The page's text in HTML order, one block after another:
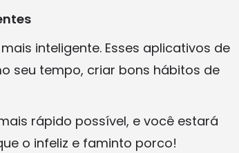
inteligente. Esses aplicativos de
seu tempo, criar bons hábitos de
rápido possível, e você estará
o infeliz e faminto porco!